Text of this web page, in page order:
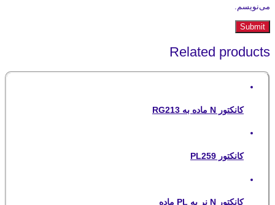
می‌نویسم.
Related products
کانکتور N ماده به RG213
کانکتور PL259
کانکتور N نر به PL ماده